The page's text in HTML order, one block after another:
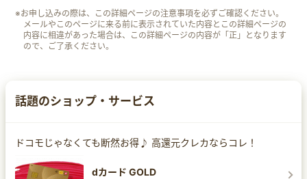
※お申し込みの際は、この詳細ページの注意事項を必ずご確認ください。
メールやこのページに来る前に表示されていた内容とこの詳細ページの
内容に相違があった場合は、この詳細ページの内容が「正」となります
ので、ご了承ください。
話題のショップ・サービス
ドコモじゃなくても断然お得♪ 高還元クレカならコレ！
dカード GOLD